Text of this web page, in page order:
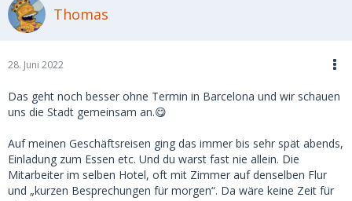
Thomas
28. Juni 2022
Das geht noch besser ohne Termin in Barcelona und wir schauen
uns die Stadt gemeinsam an.😋
Auf meinen Geschäftsreisen ging das immer bis sehr spät abends,
Einladung zum Essen etc. Und du warst fast nie allein. Die
Mitarbeiter im selben Hotel, oft mit Zimmer auf denselben Flur
und „kurzen Besprechungen für morgen“. Da wäre keine Zeit für